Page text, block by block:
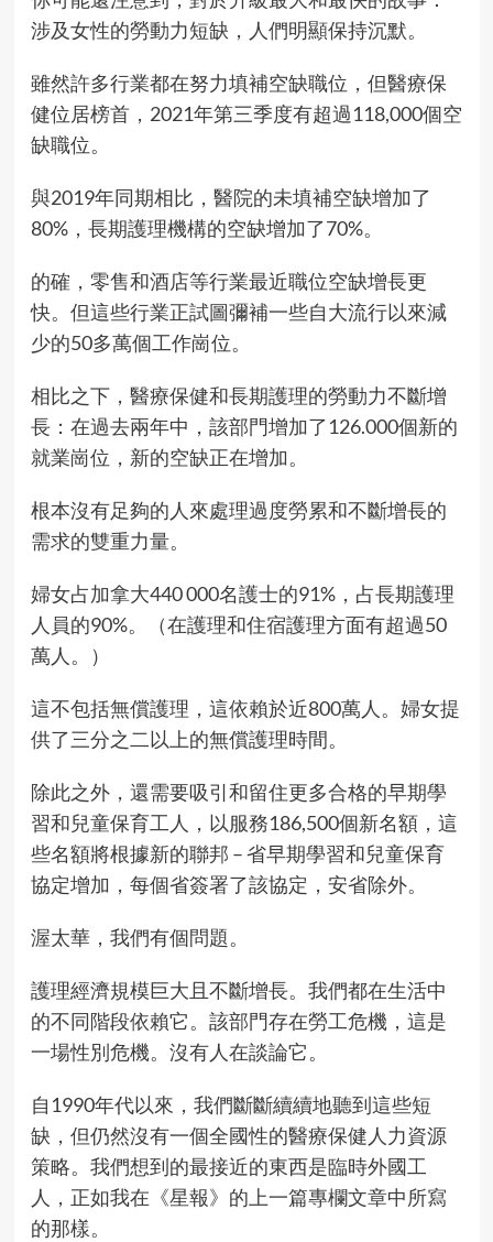
涉及女性的勞動力短缺，人們明顯保持沉默。
雖然許多行業都在努力填補空缺職位，但醫療保
健位居榜首，2021年第三季度有超過118,000個空
缺職位。
與2019年同期相比，醫院的未填補空缺增加了
80%，長期護理機構的空缺增加了70%。
的確，零售和酒店等行業最近職位空缺增長更
快。但這些行業正試圖彌補一些自大流行以來減
少的50多萬個工作崗位。
相比之下，醫療保健和長期護理的勞動力不斷增
長：在過去兩年中，該部門增加了126.000個新的
就業崗位，新的空缺正在增加。
根本沒有足夠的人來處理過度勞累和不斷增長的
需求的雙重力量。
婦女占加拿大440 000名護士的91%，占長期護理
人員的90%。（在護理和住宿護理方面有超過50
萬人。）
這不包括無償護理，這依賴於近800萬人。婦女提
供了三分之二以上的無償護理時間。
除此之外，還需要吸引和留住更多合格的早期學
習和兒童保育工人，以服務186,500個新名額，這
些名額將根據新的聯邦 – 省早期學習和兒童保育
協定增加，每個省簽署了該協定，安省除外。
渥太華，我們有個問題。
護理經濟規模巨大且不斷增長。我們都在生活中
的不同階段依賴它。該部門存在勞工危機，這是
一場性別危機。沒有人在談論它。
自1990年代以來，我們斷斷續續地聽到這些短
缺，但仍然沒有一個全國性的醫療保健人力資源
策略。我們想到的最接近的東西是臨時外國工
人，正如我在《星報》的上一篇專欄文章中所寫
的那樣。